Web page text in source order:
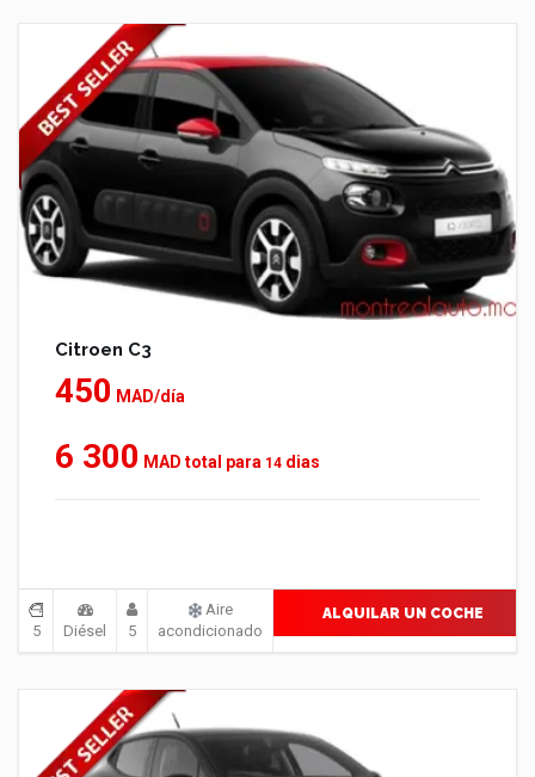
Citroen C3
450 MAD/día
6 300 MAD total para 14 dias
5 Diésel 5
Aire
acondicionado
ALQUILAR UN COCHE